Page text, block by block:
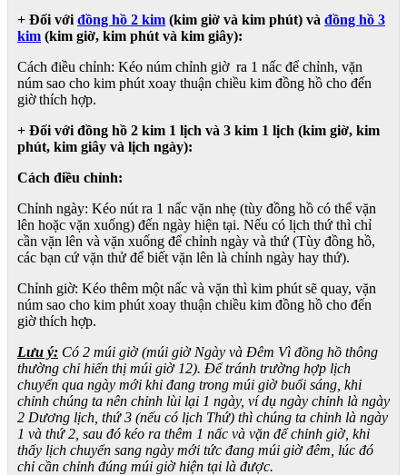
+ Đối với đồng hồ 2 kim (kim giờ và kim phút) và đồng hồ 3
kim (kim giờ, kim phút và kim giây):
Cách điều chỉnh: Kéo núm chỉnh giờ ra 1 nấc để chỉnh, vặn
núm sao cho kim phút xoay thuận chiều kim đồng hồ cho đến
giờ thích hợp.
+ Đối với đồng hồ 2 kim 1 lịch và 3 kim 1 lịch (kim giờ, kim
phút, kim giây và lịch ngày):
Cách điều chỉnh:
Chỉnh ngày: Kéo nút ra 1 nấc vặn nhẹ (tùy đồng hồ có thể vặn
lên hoặc vặn xuống) đến ngày hiện tại. Nếu có lịch thứ thì chỉ
cần vặn lên và vặn xuống để chỉnh ngày và thứ (Tùy đồng hồ,
các bạn cứ vặn thử để biết vặn lên là chỉnh ngày hay thứ).
Chỉnh giờ: Kéo thêm một nấc và vặn thì kim phút sẽ quay, vặn
núm sao cho kim phút xoay thuận chiều kim đồng hồ cho đến
giờ thích hợp.
Lưu ý: Có 2 múi giờ (múi giờ Ngày và Đêm Vì đồng hồ thông
thường chỉ hiển thị múi giờ 12). Để tránh trường hợp lịch
chuyển qua ngày mới khi đang trong múi giờ buổi sáng, khi
chỉnh chúng ta nên chỉnh lùi lại 1 ngày, ví dụ ngày chỉnh là ngày
2 Dương lịch, thứ 3 (nếu có lịch Thứ) thì chúng ta chỉnh là ngày
1 và thứ 2, sau đó kéo ra thêm 1 nấc và vặn để chỉnh giờ, khi
thấy lịch chuyển sang ngày mới tức đang múi giờ đêm, lúc đó
chỉ cần chỉnh đúng múi giờ hiện tại là được.